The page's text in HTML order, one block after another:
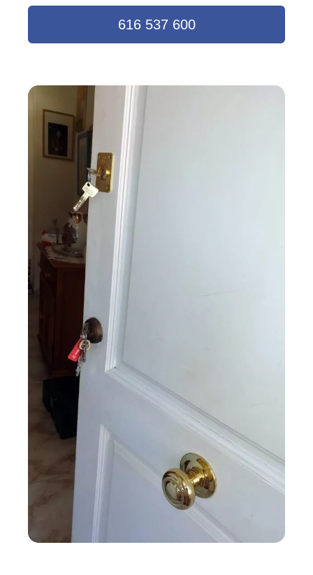
616 537 600